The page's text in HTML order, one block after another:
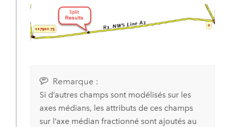
Remarque :
Si d’autres champs sont modélisés sur les
axes médians, les attributs de ces champs
sur l’axe médian fractionné sont ajoutés au